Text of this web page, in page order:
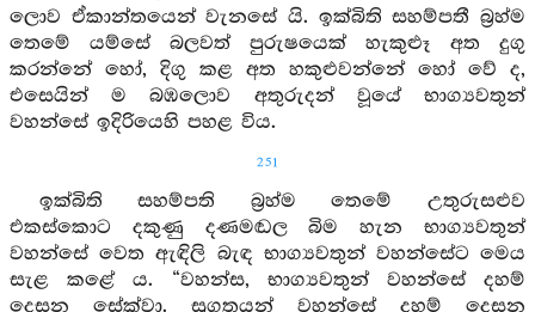
ලොව ඒකාන්තයෙන් වැනසේ යි. ඉක්බිති සහම්පතී බ්‍රහ්ම
තෙමේ යම්සේ බලවත් පුරුෂයෙක් හැකුළූ අත දුගු
කරන්නේ හෝ, දිගු කළ අත හකුළුවන්නේ හෝ වේ ද,
එසෙයින් ම බඹලොව අතුරුදන් වූයේ භාග්‍යවතුන්
වහන්සේ ඉදිරියෙහි පහළ විය.
251
ඉක්බිති සහම්පති බ්‍රහ්ම තෙමේ උතුරුසළුව
එකස්කොට දකුණු දණමඬල බිම හැන භාග්‍යවතුන්
වහන්සේ වෙත ඇඳිලි බැඳ භාග්‍යවතුන් වහන්සේට මෙය
සැළ කළේ ය. “වහන්ස, භාග්‍යවතුන් වහන්සේ දහම්
දෙසන සේක්වා. සුගතයන් වහන්සේ දහම් දෙසන